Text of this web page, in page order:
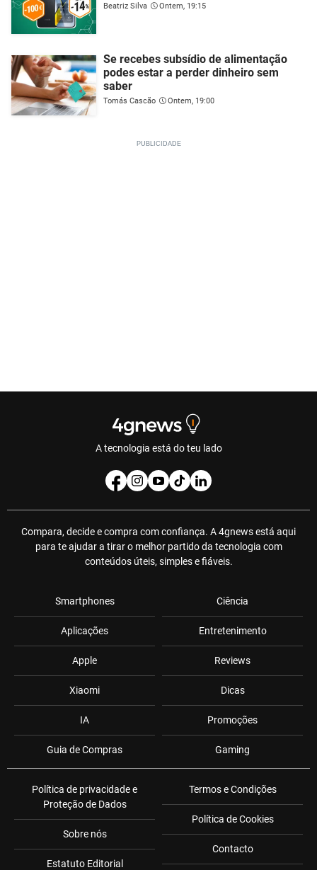
Beatriz Silva Ontem, 19:15
Se recebes subsídio de alimentação
podes estar a perder dinheiro sem
saber
Tomás Cascão Ontem, 19:00
A tecnologia está do teu lado
Compara, decide e compra com confiança. A 4gnews está aqui
para te ajudar a tirar o melhor partido da tecnologia com
conteúdos úteis, simples e fiáveis.
Smartphones
Aplicações
Apple
Xiaomi
IA
Guia de Compras
Ciência
Entretenimento
Reviews
Dicas
Promoções
Gaming
Política de privacidade e
Proteção de Dados
Sobre nós
Estatuto Editorial
Termos e Condições
Política de Cookies
Contacto